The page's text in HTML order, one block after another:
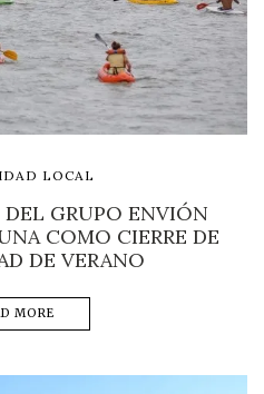
LOCAL
GRUPO ENVIÓN
COMO CIERRE DE
DE VERANO
MORE